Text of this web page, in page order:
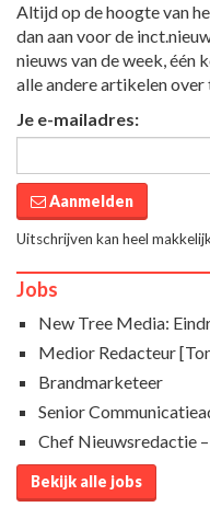
Altijd op de hoogte van
dan aan voor de
nieuws van de week, één
alle andere artikelen
Je e-mailadres:
Aanmelden
Uitschrijven kan heel
Jobs
New Tree Media:
Medior Redacteur
Brandmarketeer
Senior
Chef Nieuwsredactie
Bekijk alle jobs